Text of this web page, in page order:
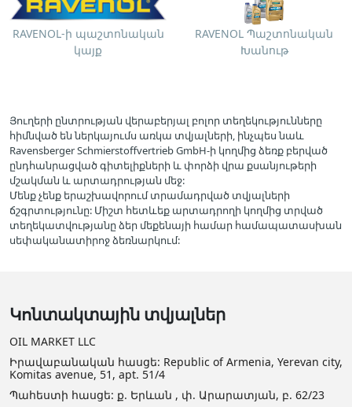
RAVENOL-ի պաշտոնական
կայք
RAVENOL Պաշտոնական
Խանութ
Յուղերի ընտրության վերաբերյալ բոլոր տեղեկությունները
հիմնված են ներկայումս առկա տվյալների, ինչպես նաև
Ravensberger Schmierstoffvertrieb GmbH-ի կողմից ձեռք բերված
ընդհանրացված գիտելիքների և փորձի վրա քսանյութերի
մշակման և արտադրության մեջ:
Մենք չենք երաշխավորում տրամադրված տվյալների
ճշգրտությունը: Միշտ հետևեք արտադրողի կողմից տրված
տեղեկատվությանը ձեր մեքենայի համար համապատասխան
սեփականատիրոջ ձեռնարկում:
Կոնտակտային տվյալներ
OIL MARKET LLC
Իրավաբանական հասցե: Republic of Armenia, Yerevan city,
Komitas avenue, 51, apt. 51/4
Պահեստի հասցե: ք. Երևան , փ. Արարատյան, բ. 62/23